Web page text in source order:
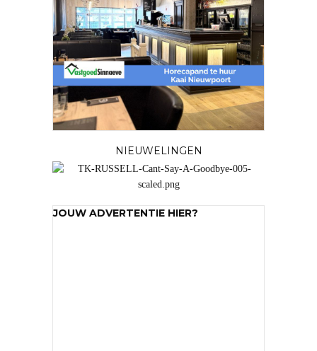
NIEUWELINGEN
JOUW ADVERTENTIE HIER?